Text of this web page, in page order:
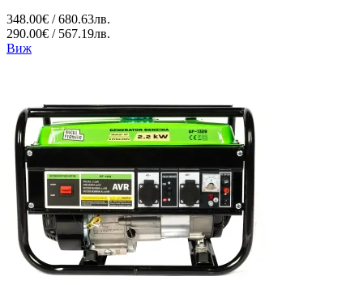
348.00€ / 680.63лв.
290.00€ / 567.19лв.
Виж